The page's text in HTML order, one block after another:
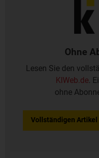
Ohne
Lesen Sie den
KIWeb.de.
ohne
Vollständigen Artikel